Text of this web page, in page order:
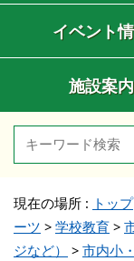
イベント
施設案内
現在の場所 : トップ
ーツ > 学校教育 >
ジなど）
> 市内小